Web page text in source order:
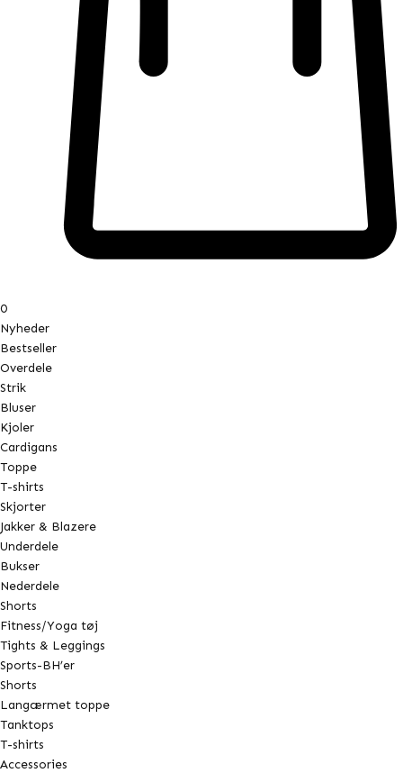
0
Nyheder
Bestseller
Overdele
Strik
Bluser
Kjoler
Cardigans
Toppe
T-shirts
Skjorter
Jakker & Blazere
Underdele
Bukser
Nederdele
Shorts
Fitness/Yoga tøj
Tights & Leggings
Sports-BH’er
Shorts
Langærmet toppe
Tanktops
T-shirts
Accessories